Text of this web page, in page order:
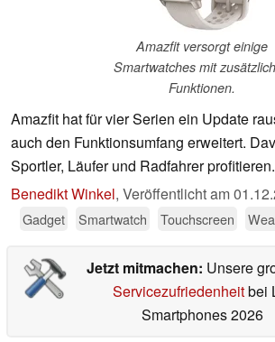
Amazfit versorgt einige
Smartwatches mit
Funktionen.
Amazfit hat für vier Serien ein Update
auch den Funktionsumfang erweitert.
Sportler, Läufer und Radfahrer profitieren.
Benedikt Winkel, Veröffentlicht am
Gadget
Smartwatch Touchscreen
Jetzt mitmachen: Unsere
Servicezufriedenheitbei
Smartphones 2026